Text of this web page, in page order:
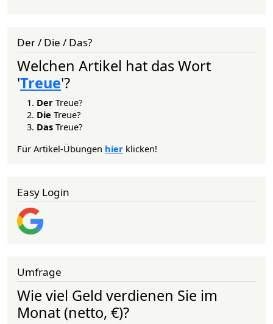
Der / Die / Das?
Welchen Artikel hat das Wort
'Treue'?
Der Treue?
Die Treue?
Das Treue?
Für Artikel-Übungen hier klicken!
Easy Login
Umfrage
Wie viel Geld verdienen Sie im
Monat (netto, €)?